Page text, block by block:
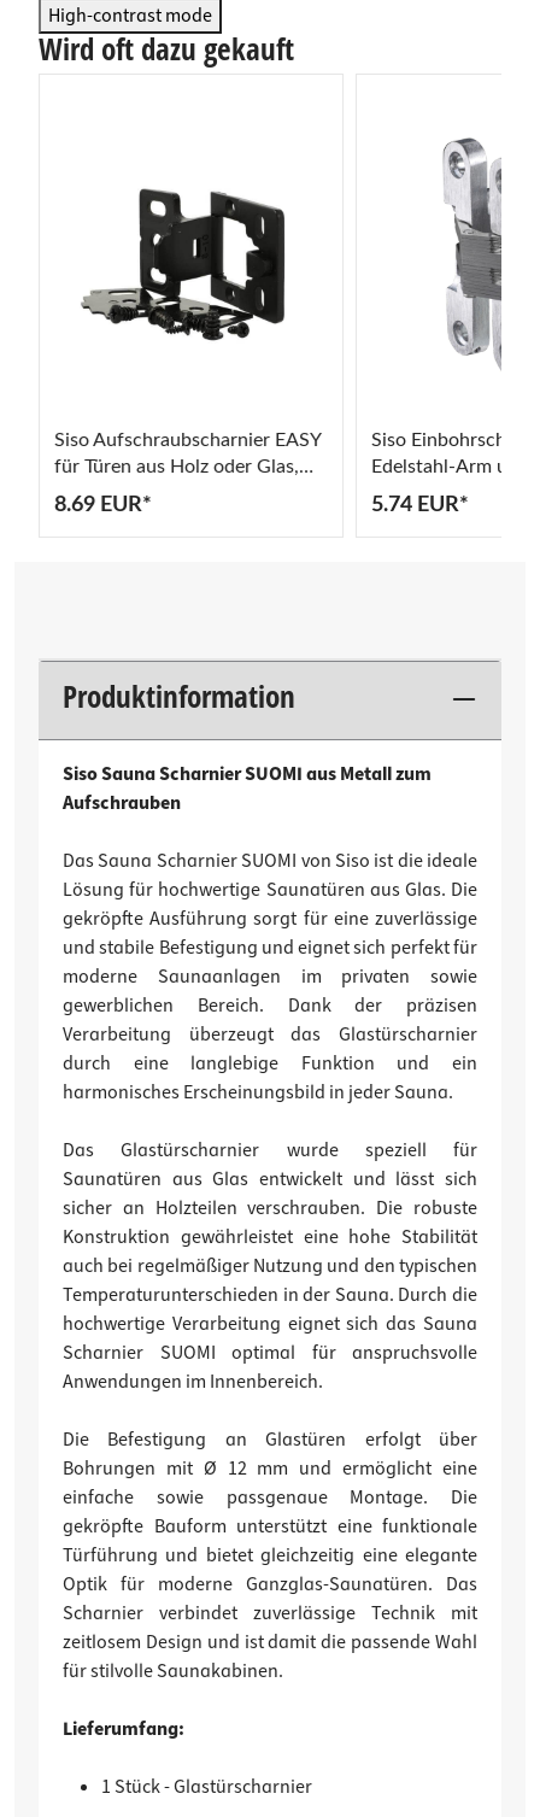
High-contrast mode
Wird oft dazu gekauft
Siso Aufschraubscharnier EASY
für Türen aus Holz oder Glas,
180°
8.69 EUR*
Siso
Edelstahl-Arm und
5.74 EUR*
Produktinformation
Siso Sauna Scharnier SUOMI aus Metall zum
Aufschrauben
Das Sauna Scharnier SUOMI von Siso ist die ideale
Lösung für hochwertige Saunatüren aus Glas. Die
gekröpfte Ausführung sorgt für eine zuverlässige
und stabile Befestigung und eignet sich perfekt für
moderne Saunaanlagen im privaten sowie
gewerblichen Bereich. Dank der präzisen
Verarbeitung überzeugt das Glastürscharnier
durch eine langlebige Funktion und ein
harmonisches Erscheinungsbild in jeder Sauna.
Das Glastürscharnier wurde speziell für
Saunatüren aus Glas entwickelt und lässt sich
sicher an Holzteilen verschrauben. Die robuste
Konstruktion gewährleistet eine hohe Stabilität
auch bei regelmäßiger Nutzung und den typischen
Temperaturunterschieden in der Sauna. Durch die
hochwertige Verarbeitung eignet sich das Sauna
Scharnier SUOMI optimal für anspruchsvolle
Anwendungen im Innenbereich.
Die Befestigung an Glastüren erfolgt über
Bohrungen mit Ø 12 mm und ermöglicht eine
einfache sowie passgenaue Montage. Die
gekröpfte Bauform unterstützt eine funktionale
Türführung und bietet gleichzeitig eine elegante
Optik für moderne Ganzglas-Saunatüren. Das
Scharnier verbindet zuverlässige Technik mit
zeitlosem Design und ist damit die passende Wahl
für stilvolle Saunakabinen.
Lieferumfang:
1 Stück - Glastürscharnier